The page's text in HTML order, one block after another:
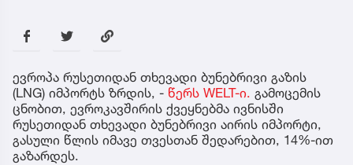
ევროპა რუსეთიდან თხევადი ბუნებრივი გაზის
(LNG) იმპორტს ზრდის, - წერს WELT-ი. გამოცემის
ცნობით, ევროკავშირის ქვეყნებმა ივნისში
რუსეთიდან თხევადი ბუნებრივი აირის იმპორტი,
გასული წლის იმავე თვესთან შედარებით, 14%-ით
გაზარდეს.